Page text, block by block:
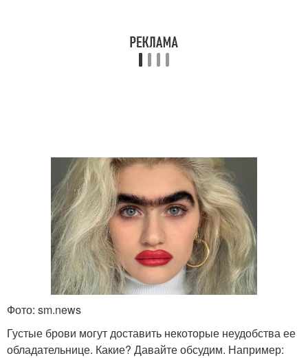
Фото: sm.news
Густые брови могут доставить некоторые неудобства ее
обладательнице. Какие? Давайте обсудим. Например: